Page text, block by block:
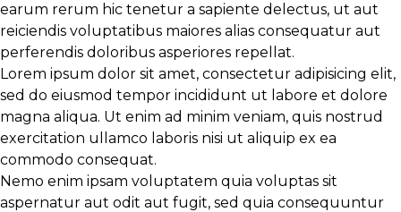
earum rerum hic tenetur a sapiente delectus, ut aut
reiciendis voluptatibus maiores alias consequatur aut
perferendis doloribus asperiores repellat.
Lorem ipsum dolor sit amet, consectetur adipisicing elit,
sed do eiusmod tempor incididunt ut labore et dolore
magna aliqua. Ut enim ad minim veniam, quis nostrud
exercitation ullamco laboris nisi ut aliquip ex ea
commodo consequat.
Nemo enim ipsam voluptatem quia voluptas sit
aspernatur aut odit aut fugit, sed quia consequuntur